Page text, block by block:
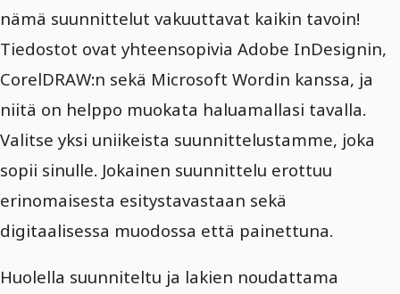
nämä suunnittelut vakuuttavat kaikin tavoin!
Tiedostot ovat yhteensopivia Adobe InDesignin,
CorelDRAW:n sekä Microsoft Wordin kanssa, ja
niitä on helppo muokata haluamallasi tavalla.
Valitse yksi uniikeista suunnittelustamme, joka
sopii sinulle. Jokainen suunnittelu erottuu
erinomaisesta esitystavastaan sekä
digitaalisessa muodossa että painettuna.
Huolella suunniteltu ja lakien noudattama